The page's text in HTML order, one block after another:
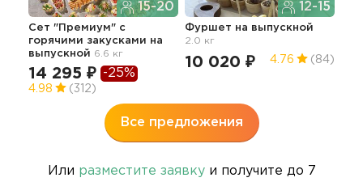
15-20
Сет "Премиум" с
горячими закусками на
выпускной 6.6 кг
14 295 ₽ -25%
4.98 (312)
12-15
Фуршет на выпускной
2.0 кг
10 020 ₽ 4.76 (84)
Все предложения
Или разместите заявкуи получите до 7